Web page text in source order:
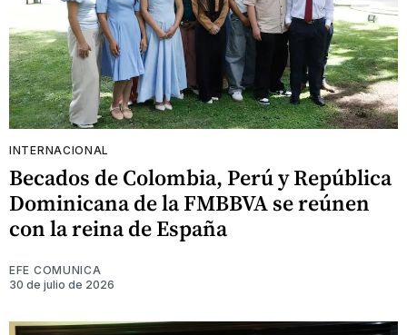
INTERNACIONAL
Becados de Colombia, Perú y República
Dominicana de la FMBBVA se reúnen
con la reina de España
EFE COMUNICA
30 de julio de 2026